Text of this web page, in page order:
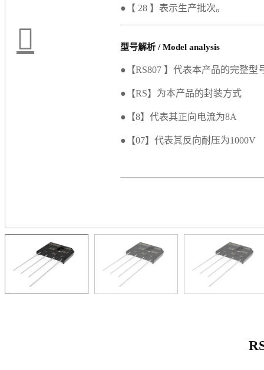
●【 28 】表示生产批次。
型号解析 / Model analysis
●【RS807 】代表本产品的完整型
●【RS】为本产品的封装方式
●【8】代表其正向电流为8A
●【07】代表其反向耐压为1000V